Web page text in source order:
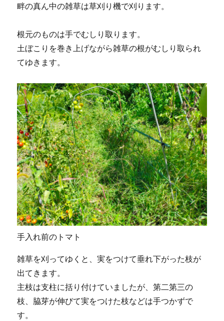
畔の真ん中の雑草は草刈り機で刈ります。
根元のものは手でむしり取ります。
土ぼこりを巻き上げながら雑草の根がむしり取られ
てゆきます。
手入れ前のトマト
雑草を刈ってゆくと、実をつけて垂れ下がった枝が
出てきます。
主枝は支柱に括り付けていましたが、第二第三の
枝、脇芽が伸びて実をつけた枝などは手つかずで
す。